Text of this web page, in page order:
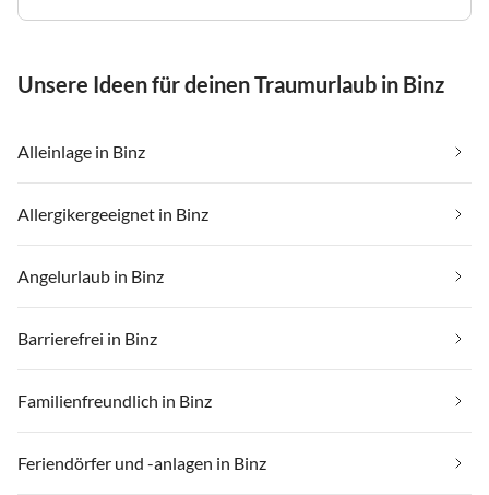
Unsere Ideen für deinen Traumurlaub in Binz
Alleinlage in Binz
Allergikergeeignet in Binz
Angelurlaub in Binz
Barrierefrei in Binz
Familienfreundlich in Binz
Feriendörfer und -anlagen in Binz